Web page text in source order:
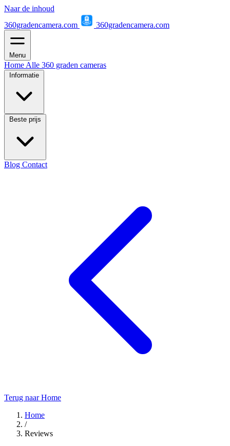
Naar de inhoud
360gradencamera.com
360gradencamera.com
Menu
Home Alle 360 graden cameras
Informatie
Beste prijs
Blog Contact
Terug naar Home
Home
/
Reviews